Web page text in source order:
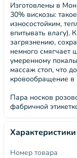
Изготовлены в
30% вискозы:
износостойким,
впитывать влагу).
загрязнению,
немного смягчает
умеренному
массаж стоп, что
кровообращение в
Пара носков
фабричной
Характеристики
Номер товара